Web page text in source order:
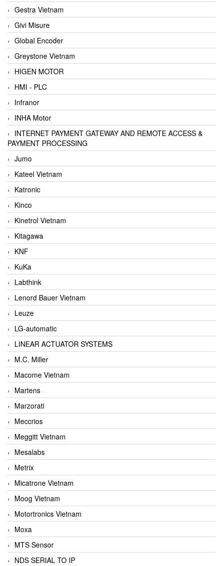
Gestra Vietnam
Givi Misure
Global Encoder
Greystone Vietnam
HIGEN MOTOR
HMI - PLC
Infranor
INHA Motor
INTERNET PAYMENT GATEWAY AND REMOTE ACCESS &
PAYMENT PROCESSING
Jumo
Kateel Vietnam
Katronic
Kinco
Kinetrol Vietnam
Kitagawa
KNF
KuKa
Labthink
Lenord Bauer Vietnam
Leuze
LG-automatic
LINEAR ACTUATOR SYSTEMS
M.C. Miller
Macome Vietnam
Martens
Marzorati
Meccrios
Meggitt Vietnam
Mesalabs
Metrix
Micatrone Vietnam
Moog Vietnam
Motortronics Vietnam
Moxa
MTS Sensor
NDS SERIAL TO IP